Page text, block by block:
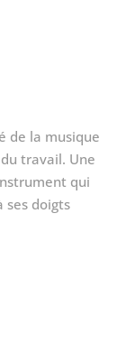
de la musique
travail. Une
qui
ses doigts